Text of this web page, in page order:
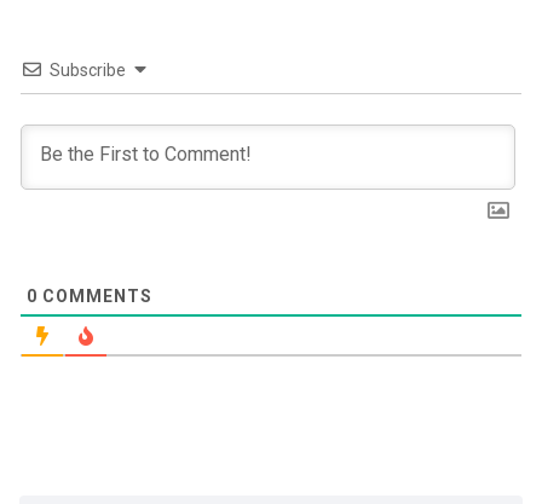
Subscribe
0 COMMENTS